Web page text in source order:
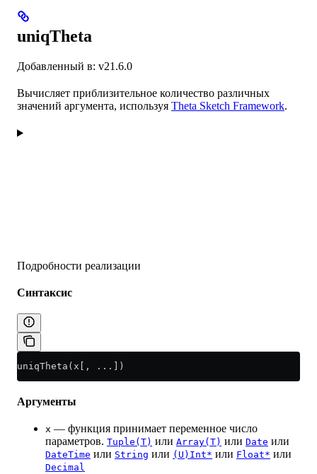
uniqTheta
Добавленный в: v21.6.0
Вычисляет приблизительное количество различных
значений аргумента, используя Theta Sketch Framework.
Подробности реализации
Синтаксис
uniqTheta(x[, ...])
Аргументы
x — функция принимает переменное число
параметров. Tuple(T) или Array(T) или Date или
DateTime или String или (U)Int* или Float* или
Decimal